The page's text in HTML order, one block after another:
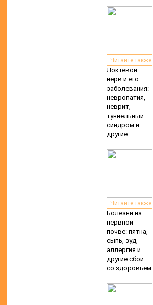
Читайте также:
Локтевой
нерв и его
заболевания:
невропатия,
неврит,
туннельный
синдром и
другие
Читайте также:
Болезни на
нервной
почве: пятна,
сыпь, зуд,
аллергия и
другие сбои
со здоровьем